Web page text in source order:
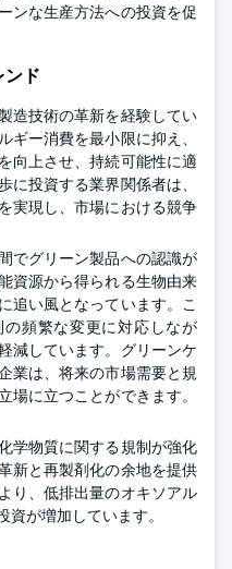
ンな生産方法への投資を促
ンド
造技術の革新を経験してい
ギー消費を最小限に抑え、
向上させ、持続可能性に適
に投資する業界関係者は、
実現し、市場における競争
でグリーン製品への認識が
資源から得られる生物由来
追い風となっています。こ
頻繁な変更に対応しなが
減しています。グリーンケ
業は、将来の市場需要と規
場に立つことができます。
学物質に関する規制が強化
新と再製剤化の余地を提供
り、低排出量のオキソアル
が増加しています。